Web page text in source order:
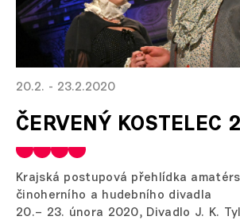
20.2. - 23.2.2020
ČERVENÝ KOSTELEC
Krajská postupová přehlídka
činoherního a hudebního divadla
20.– 23. února 2020, Divadlo J. K.